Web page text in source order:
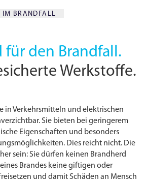
IM BRANDFALL
für den Brandfall.
Werkstoffe.
in Verkehrsmitteln und elektrischen
Sie bieten bei geringerem
Eigenschaften und besonders
Dies reicht nicht. Die
sein: Sie dürfen keinen Brandherd
Brandes keine giftigen oder
und damit Schäden an Mensch